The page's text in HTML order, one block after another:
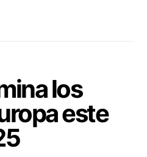
los
este